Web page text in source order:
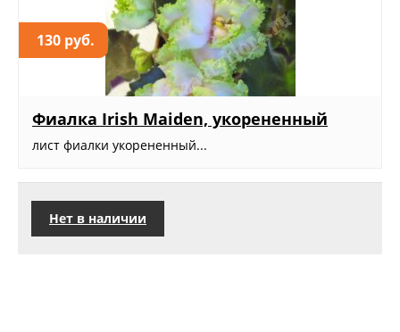
130 руб.
Фиалка Irish Maiden, укорененный
лист фиалки укорененный...
Нет в наличии